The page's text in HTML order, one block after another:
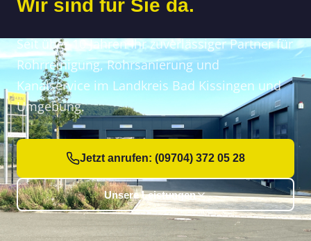
Wir sind für Sie da.
Seit über 10 Jahren Ihr zuverlässiger Partner für
Rohrreinigung, Rohrsanierung und
Kanalservice im Landkreis Bad Kissingen und
Umgebung.
Jetzt anrufen: (09704) 372 05 28
Unsere Leistungen